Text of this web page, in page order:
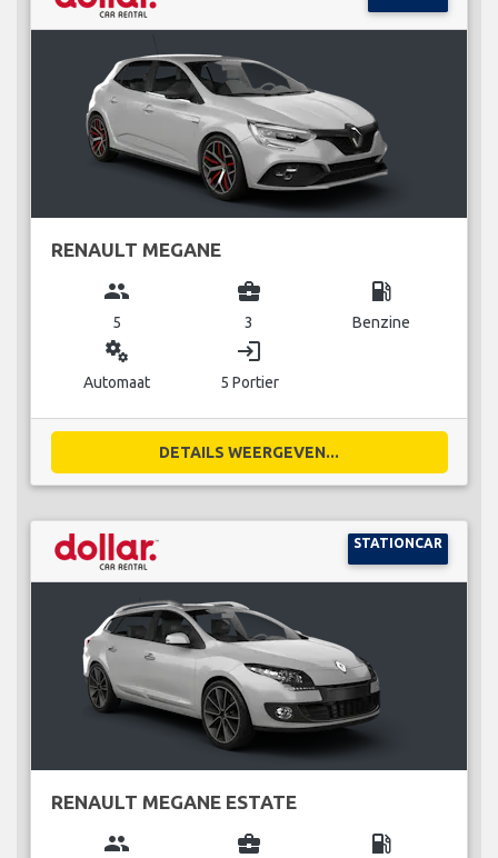
RENAULT MEGANE
group
5
business_center
3
local_gas_station
Benzine
miscellaneous_services
Automaat
login
5 Portier
DETAILS WEERGEVEN...
STATIONCAR
RENAULT MEGANE ESTATE
group business_center local_gas_station